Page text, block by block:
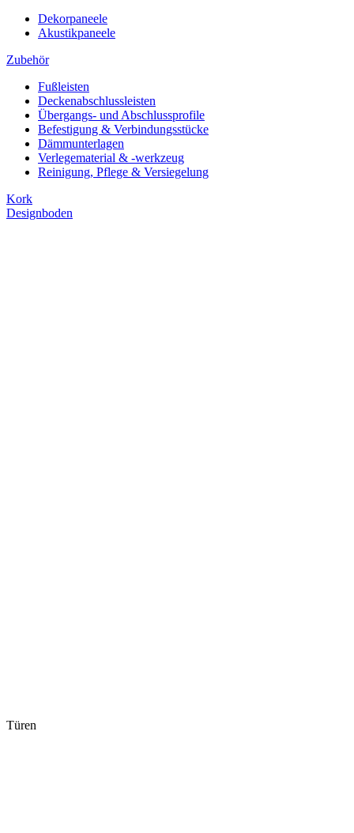
Dekorpaneele
Akustikpaneele
Zubehör
Fußleisten
Deckenabschlussleisten
Übergangs- und Abschlussprofile
Befestigung & Verbindungsstücke
Dämmunterlagen
Verlegematerial & -werkzeug
Reinigung, Pflege & Versiegelung
Kork
Designboden
Türen